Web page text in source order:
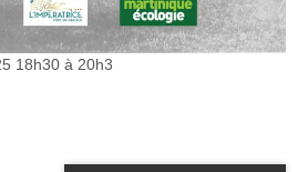
18h30 à 20h3